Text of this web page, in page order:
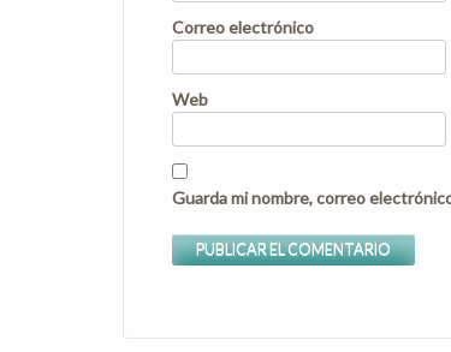
Correo electrónico
Web
Guarda mi nombre, correo